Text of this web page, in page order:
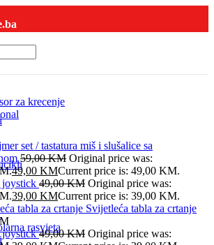
za krecenje
rasvjeta
set / tastatura miš i slušalice sa
59,00KM Original price was:
49,00 KMCurrent price is: 49,00 KM.
49,00KM Original price was:
39,00 KMCurrent price is: 39,00 KM.
Svijetleća tabla za crtanje
joystick49,00KM Original price was: